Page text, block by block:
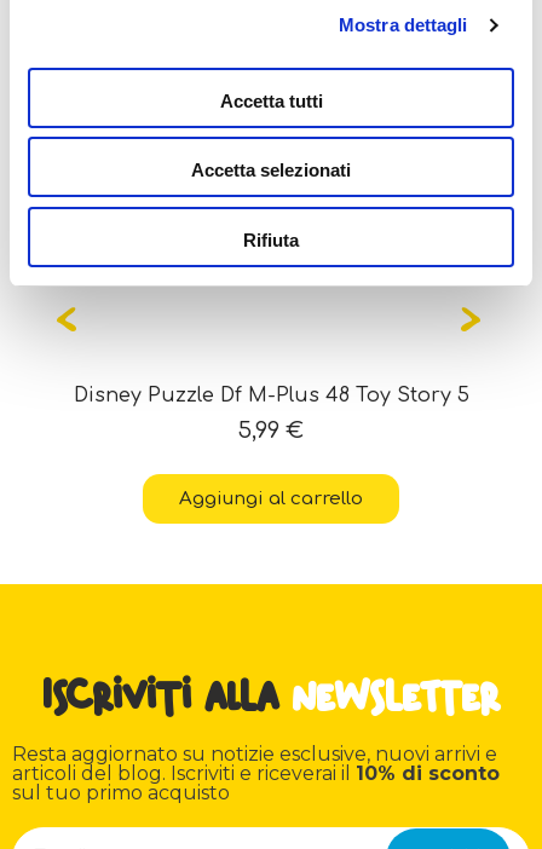
Mostra dettagli
Accetta tutti
Accetta selezionati
Rifiuta
Potrebbe interessarti
anche...
Disney Puzzle Df M-Plus 48 Toy Story 5
5,99 €
Aggiungi al carrello
Iscriviti alla newsletter
Resta aggiornato su notizie esclusive, nuovi arrivi e
articoli del blog. Iscriviti e riceverai il 10% di sconto
sul tuo primo acquisto